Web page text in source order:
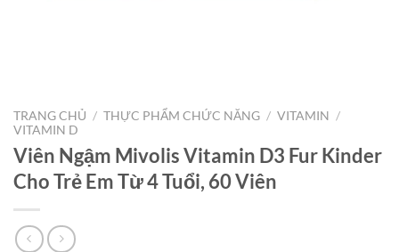
TRANG CHỦ / THỰC PHẨM CHỨC NĂNG / VITAMIN /
VITAMIN D
Viên Ngậm Mivolis Vitamin D3 Fur Kinder
Cho Trẻ Em Từ 4 Tuổi, 60 Viên